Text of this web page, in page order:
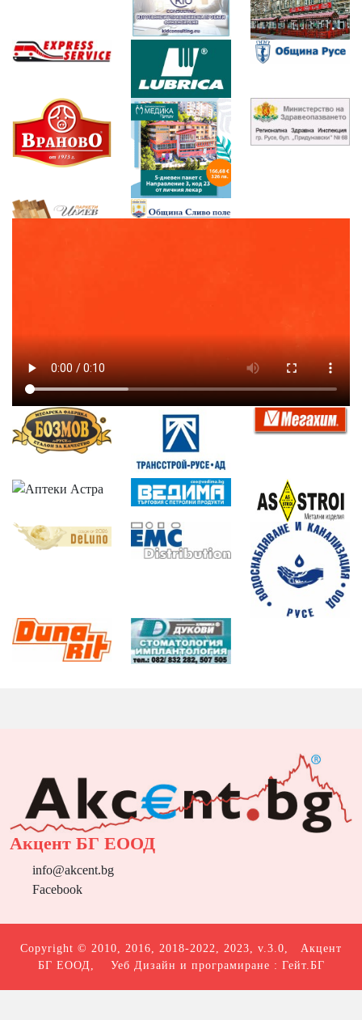
Акцент БГ ЕООД
info@akcent.bg
Facebook
Copyright © 2010, 2016, 2018-2022, 2023, v.3.0, Акцент
БГ ЕООД , Уеб Дизайн и програмиране : Гейт.БГ